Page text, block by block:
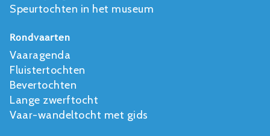
Speurtochten in het museum
Rondvaarten
Vaaragenda
Fluistertochten
Bevertochten
Lange zwerftocht
Vaar-wandeltocht met gids